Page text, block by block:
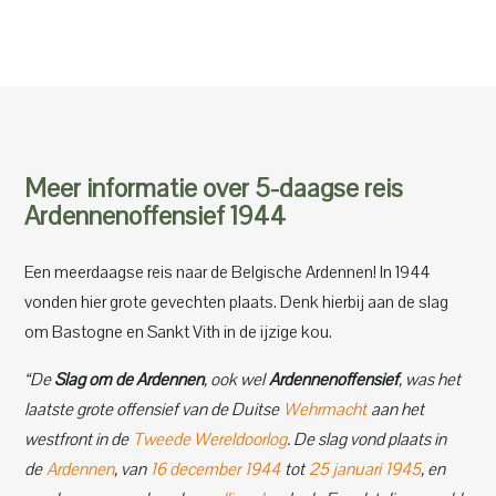
Meer informatie over 5-daagse reis
Ardennenoffensief 1944
Een meerdaagse reis naar de Belgische Ardennen! In 1944
vonden hier grote gevechten plaats. Denk hierbij aan de slag
om Bastogne en Sankt Vith in de ijzige kou.
“DeSlag om de Ardennen, ook welArdennenoffensief, was het
laatste grote offensief van de Duitse Wehrmachtaan het
westfront in de Tweede Wereldoorlog. De slag vond plaats in
deArdennen, van 16 december 1944tot25 januari 1945, en